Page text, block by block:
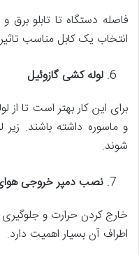
فاصله دستگاه تا تابلو برق
انتخاب یک کابل مناسب
لوله کشی گازوئیل
برای این کار بهتر است تا از
و ماسوره داشته باشند. زیر
شوند.
نصب دمپر خروجی
خارج کردن حرارت و
اطراف آن بسیار اهمیت دارد.